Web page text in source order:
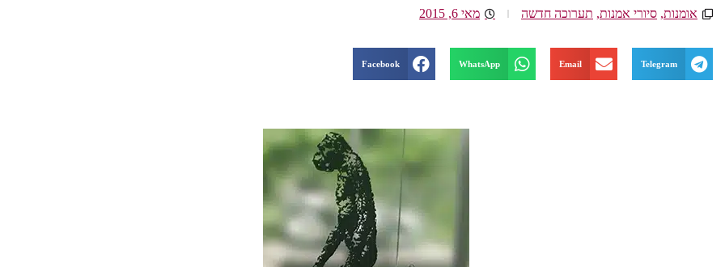
אומנות, סיורי אמנות, תערוכה חדשה מאי 6, 2015
Telegram
Email
WhatsApp
Facebook